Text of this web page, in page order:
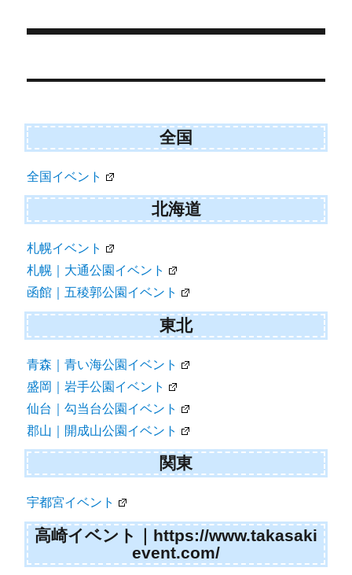
r
稿
ビ
ゲ
ー
シ
ョ
ン
全国
全国イベント
北海道
札幌イベント
札幌｜大通公園イベント
函館｜五稜郭公園イベント
東北
青森｜青い海公園イベント
盛岡｜岩手公園イベント
仙台｜勾当台公園イベント
郡山｜開成山公園イベント
関東
宇都宮イベント
高崎イベント｜https://www.takasaki
event.com/